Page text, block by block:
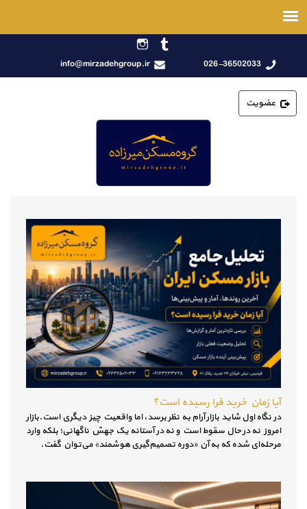
026-36502033
info@mirzadehgroup.ir
عضویت
آیا زمان خرید فرا رسیده است؟
در نگاه اول شاید بازار آرام به نظر برسد، اما واقعیت چیز دیگری است.بازار
امروز نه در حال سقوط است و نه در آستانه یک جهش ناگهانی؛ بلکه وارد
مرحله‌ای شده که به آن «دوره تصمیم‌گیری هوشمند» می‌توان گفت.